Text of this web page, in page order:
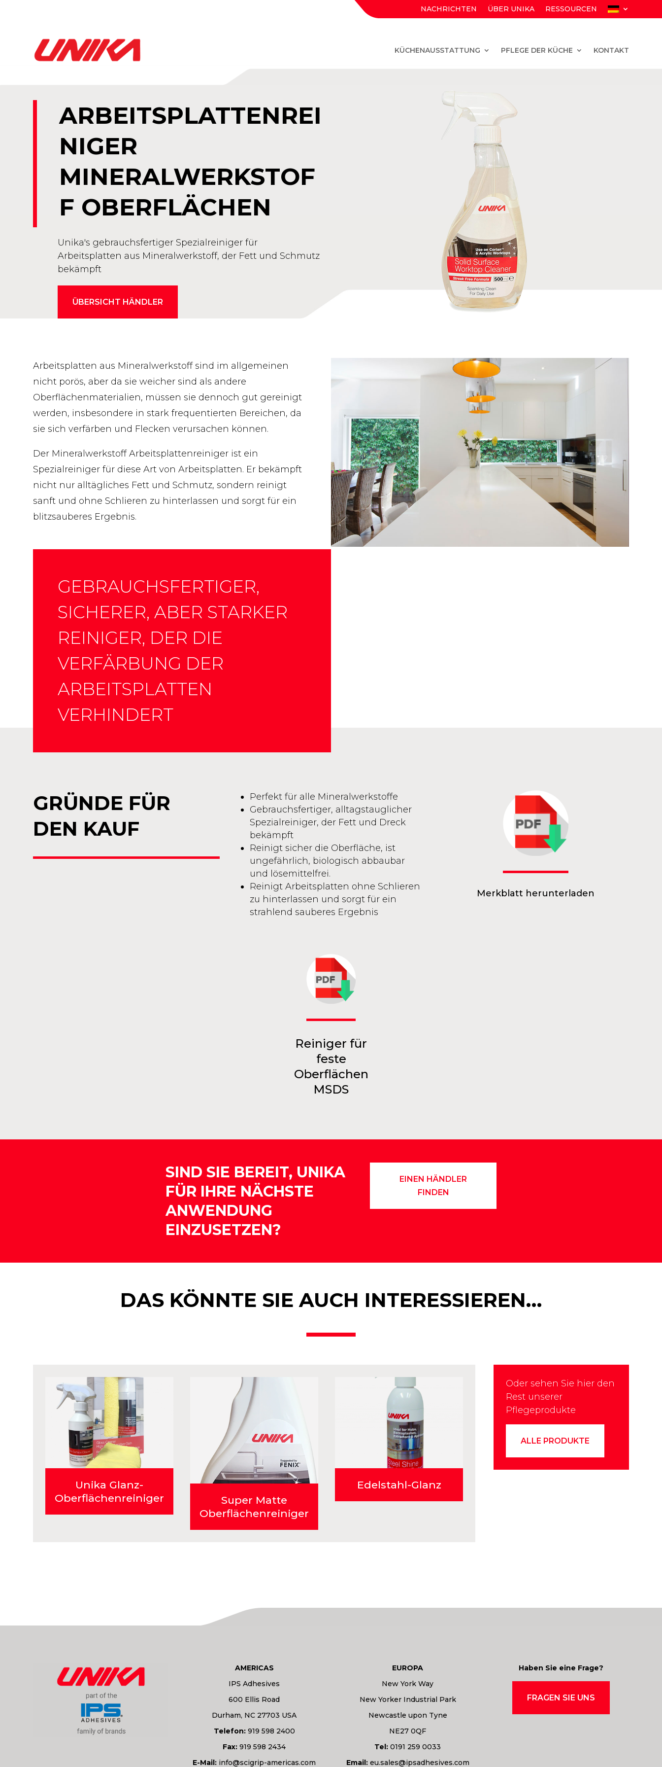
NACHRICHTEN ÜBER UNIKA RESSOURCEN
KÜCHENAUSSTATTUNG PFLEGE DER KÜCHE KONTAKT
ARBEITSPLATTENREI
NIGER
MINERALWERKSTOF
F OBERFLÄCHEN
Unika's gebrauchsfertiger Spezialreiniger für
Arbeitsplatten aus Mineralwerkstoff, der Fett und Schmutz
bekämpft
ÜBERSICHT HÄNDLER
Arbeitsplatten aus Mineralwerkstoff sind im allgemeinen
nicht porös, aber da sie weicher sind als andere
Oberflächenmaterialien, müssen sie dennoch gut gereinigt
werden, insbesondere in stark frequentierten Bereichen, da
sie sich verfärben und Flecken verursachen können.
Der Mineralwerkstoff Arbeitsplattenreiniger ist ein
Spezialreiniger für diese Art von Arbeitsplatten. Er bekämpft
nicht nur alltägliches Fett und Schmutz, sondern reinigt
sanft und ohne Schlieren zu hinterlassen und sorgt für ein
blitzsauberes Ergebnis.
GEBRAUCHSFERTIGER,
SICHERER, ABER STARKER
REINIGER, DER DIE
VERFÄRBUNG DER
ARBEITSPLATTEN
VERHINDERT
GRÜNDE FÜR
DEN KAUF
Perfekt für alle Mineralwerkstoffe
Gebrauchsfertiger, alltagstauglicher
Spezialreiniger, der Fett und Dreck
bekämpft
Reinigt sicher die Oberfläche, ist
ungefährlich, biologisch abbaubar
und lösemittelfrei.
Reinigt Arbeitsplatten ohne Schlieren
zu hinterlassen und sorgt für ein
strahlend sauberes Ergebnis
Merkblatt herunterladen
Reiniger für
feste
Oberflächen
MSDS
SIND SIE BEREIT, UNIKA
FÜR IHRE NÄCHSTE
ANWENDUNG
EINZUSETZEN?
EINEN HÄNDLER
FINDEN
DAS KÖNNTE SIE AUCH INTERESSIEREN…
Unika Glanz-
Oberflächenreiniger
Super Matte
Oberflächenreiniger
Edelstahl-Glanz
Oder sehen Sie hier den
Rest unserer
Pflegeprodukte
ALLE PRODUKTE
AMERICAS
IPS Adhesives
600 Ellis Road
Durham, NC 27703 USA
Telefon:919 598 2400
Fax: 919 598 2434
E-Mail: info@scigrip-americas.com
EUROPA
New York Way
New Yorker Industrial Park
Newcastle upon Tyne
NE27 0QF
Tel: 0191 259 0033
Email: eu.sales@ipsadhesives.com
Haben Sie eine Frage?
FRAGEN SIE UNS